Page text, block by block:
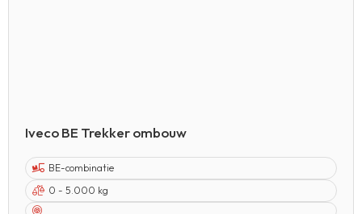
Iveco BE Trekker ombouw
BE-combinatie
0 - 5.000 kg